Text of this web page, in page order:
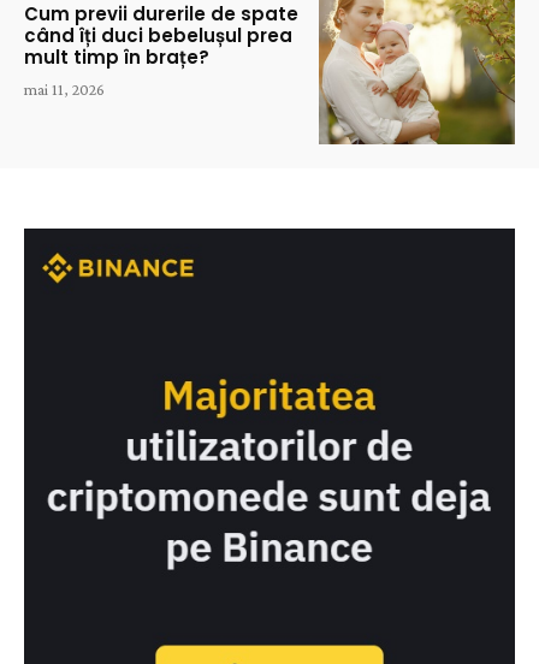
Cum previi durerile de spate
când îți duci bebelușul prea
mult timp în brațe?
mai 11, 2026